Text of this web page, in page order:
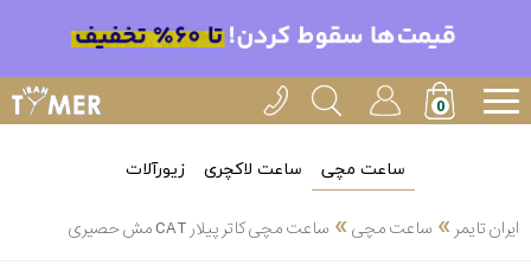
ساعت مچی ساعت لاکچری زیورآلات
ایران تایمر » ساعت مچی» ساعت مچی کاتر پیلار CAT مش حصیری
انتخاب